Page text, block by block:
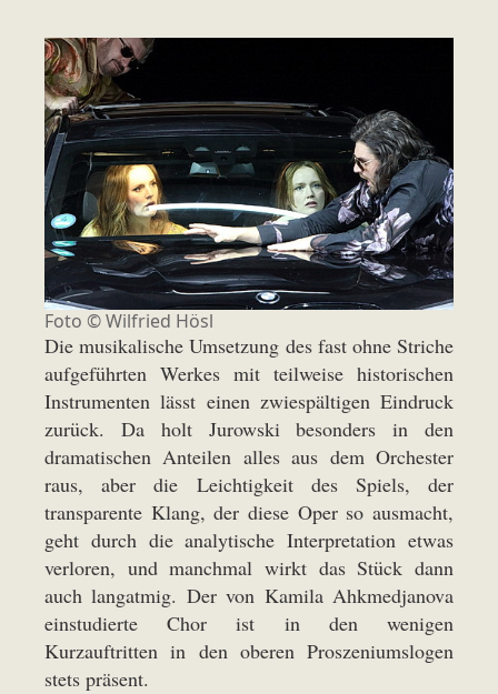
Foto © Wilfried Hösl
Die musikalische Umsetzung des fast ohne Striche
aufgeführten Werkes mit teilweise historischen
Instrumenten lässt einen zwiespältigen Eindruck
zurück. Da holt Jurowski besonders in den
dramatischen Anteilen alles aus dem Orchester
raus, aber die Leichtigkeit des Spiels, der
transparente Klang, der diese Oper so ausmacht,
geht durch die analytische Interpretation etwas
verloren, und manchmal wirkt das Stück dann
auch langatmig. Der von Kamila Ahkmedjanova
einstudierte Chor ist in den wenigen
Kurzauftritten in den oberen Proszeniumslogen
stets präsent.